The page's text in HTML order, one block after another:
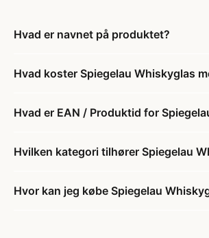
Hvad er navnet på produktet?
Hvad koster Spiegelau Whiskyglas
Hvad er EAN / Produktid for
Hvilken kategori tilhører Spiegelau
Hvor kan jeg købe Spiegelau